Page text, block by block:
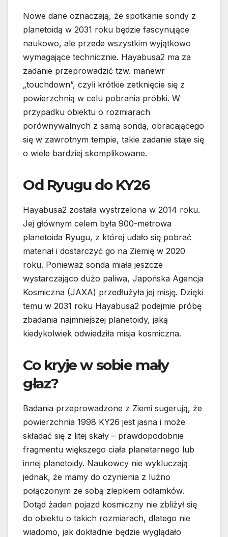
Nowe dane oznaczają, że spotkanie sondy z
planetoidą w 2031 roku będzie fascynujące
naukowo, ale przede wszystkim wyjątkowo
wymagające technicznie. Hayabusa2 ma za
zadanie przeprowadzić tzw. manewr
„touchdown”, czyli krótkie zetknięcie się z
powierzchnią w celu pobrania próbki. W
przypadku obiektu o rozmiarach
porównywalnych z samą sondą, obracającego
się w zawrotnym tempie, takie zadanie staje się
o wiele bardziej skomplikowane.
Od Ryugu do KY26
Hayabusa2 została wystrzelona w 2014 roku.
Jej głównym celem była 900-metrowa
planetoida Ryugu, z której udało się pobrać
materiał i dostarczyć go na Ziemię w 2020
roku. Ponieważ sonda miała jeszcze
wystarczająco dużo paliwa, Japońska Agencja
Kosmiczna (JAXA) przedłużyła jej misję. Dzięki
temu w 2031 roku Hayabusa2 podejmie próbę
zbadania najmniejszej planetoidy, jaką
kiedykolwiek odwiedziła misja kosmiczna.
Co kryje w sobie mały
głaz?
Badania przeprowadzone z Ziemi sugerują, że
powierzchnia 1998 KY26 jest jasna i może
składać się z litej skały – prawdopodobnie
fragmentu większego ciała planetarnego lub
innej planetoidy. Naukowcy nie wykluczają
jednak, że mamy do czynienia z luźno
połączonym ze sobą zlepkiem odłamków.
Dotąd żaden pojazd kosmiczny nie zbliżył się
do obiektu o takich rozmiarach, dlatego nie
wiadomo, jak dokładnie będzie wyglądało